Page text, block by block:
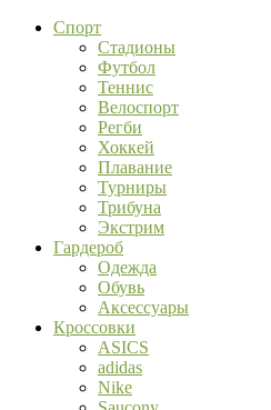
Спорт
Стадионы
Футбол
Теннис
Велоспорт
Регби
Хоккей
Плавание
Турниры
Трибуна
Экстрим
Гардероб
Одежда
Обувь
Аксессуары
Кроссовки
ASICS
adidas
Nike